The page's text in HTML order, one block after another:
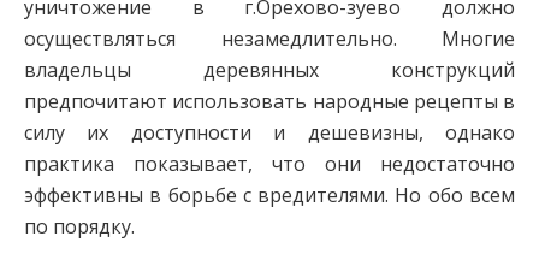
уничтожение в г.Орехово-зуево должно
осуществляться незамедлительно. Многие
владельцы деревянных конструкций
предпочитают использовать народные рецепты в
силу их доступности и дешевизны, однако
практика показывает, что они недостаточно
эффективны в борьбе с вредителями. Но обо всем
по порядку.